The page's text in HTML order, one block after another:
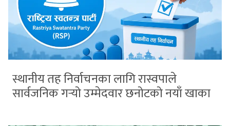
स्थानीय तह निर्वाचनका लागि रास्वपाले
सार्वजनिक गर्‍यो उम्मेदवार छनोटको नयाँ खाका